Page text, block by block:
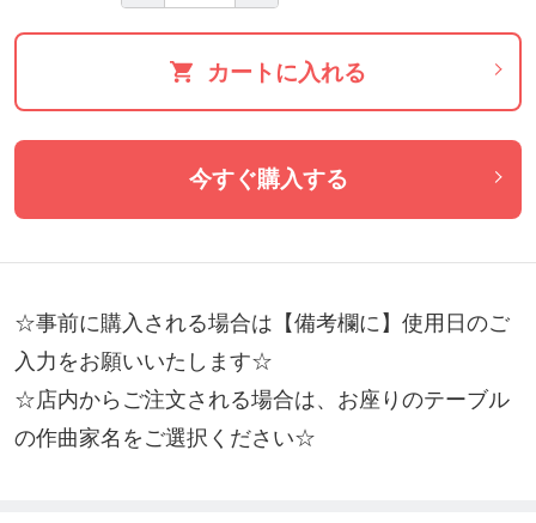
カートに入れる
今すぐ購入する
☆事前に購入される場合は【備考欄に】使用日のご
入力をお願いいたします☆
☆店内からご注文される場合は、お座りのテーブル
の作曲家名をご選択ください☆